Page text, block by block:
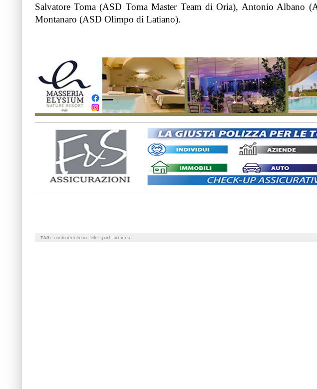
Salvatore Toma (ASD Toma Master Team di Oria), Antonio Albano
Montanaro (ASD Olimpo di Latiano).
TAG: confcommercio federsport brindisi